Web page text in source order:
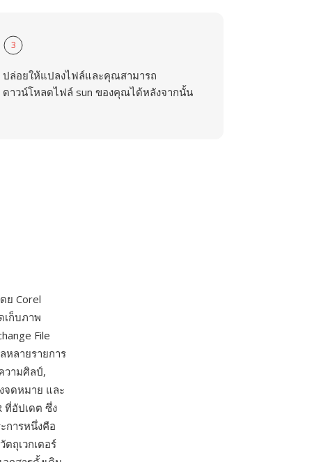
3
ปล่อยให้แปลงไฟล์และคุณสามารถ
ดาวน์โหลดไฟล์ sun ของคุณได้หลังจากนั้น
ย Corel
เก็บภาพ
File
หลายรายการ
วามศิลป์,
จดหมาย และ
ที่อัปเดต ซึ่ง
การหนึ่งคือ
ถุเวกเตอร์